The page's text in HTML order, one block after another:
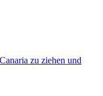
zu ziehen und